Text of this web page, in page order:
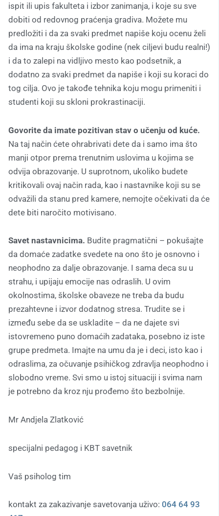
ispit ili upis fakulteta i izbor zanimanja, i koje su sve
dobiti od redovnog praćenja gradiva. Možete mu
predložiti i da za svaki predmet napiše koju ocenu želi
da ima na kraju školske godine (nek ciljevi budu realni!)
i da to zalepi na vidljivo mesto kao podsetnik, a
dodatno za svaki predmet da napiše i koji su koraci do
tog cilja. Ovo je takođe tehnika koju mogu primeniti i
studenti koji su skloni prokrastinaciji.
Govorite da imate pozitivan stav o učenju od kuće.
Na taj način ćete ohrabrivati dete da i samo ima što
manji otpor prema trenutnim uslovima u kojima se
odvija obrazovanje. U suprotnom, ukoliko budete
kritikovali ovaj način rada, kao i nastavnike koji su se
odvažili da stanu pred kamere, nemojte očekivati da će
dete biti naročito motivisano.
Savet nastavnicima. Budite pragmatični – pokušajte
da domaće zadatke svedete na ono što je osnovno i
neophodno za dalje obrazovanje. I sama deca su u
strahu, i upijaju emocije nas odraslih. U ovim
okolnostima, školske obaveze ne treba da budu
prezahtevne i izvor dodatnog stresa. Trudite se i
između sebe da se uskladite – da ne dajete svi
istovremeno puno domaćih zadataka, posebno iz iste
grupe predmeta. Imajte na umu da je i deci, isto kao i
odraslima, za očuvanje psihičkog zdravlja neophodno i
slobodno vreme. Svi smo u istoj situaciji i svima nam
je potrebno da kroz nju prođemo što bezbolnije.
Mr Andjela Zlatković
specijalni pedagog i KBT savetnik
Vaš psiholog tim
kontakt za zakazivanje savetovanja uživo: 064 64 93